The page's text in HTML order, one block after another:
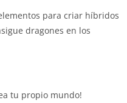
para criar híbridos
dragones en los
tu propio mundo!